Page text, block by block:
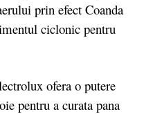
prin efect Coanda
ciclonic pentru
ofera o putere
pentru a curata pana